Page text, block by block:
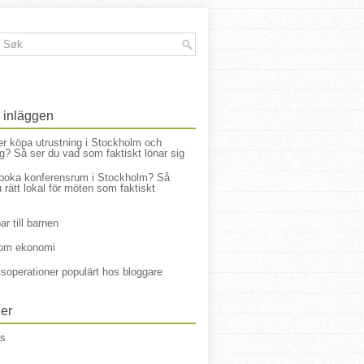
inläggen
köpa utrustning i Stockholm och
Så ser du vad som faktiskt lönar sig
konferensrum i Stockholm? Så
rätt lokal för möten som faktiskt
till barnen
ekonomi
populärt hos bloggare